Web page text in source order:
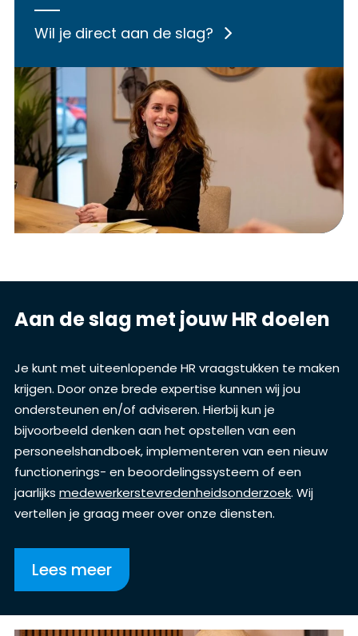
Wil je direct aan de slag?
Aan de slag met jouw HR doelen
Je kunt met uiteenlopende HR vraagstukken te maken
krijgen. Door onze brede expertise kunnen wij jou
ondersteunen en/of adviseren. Hierbij kun je
bijvoorbeeld denken aan het opstellen van een
personeelshandboek, implementeren van een nieuw
functionerings- en beoordelingssysteem of een
jaarlijks medewerkerstevredenheidsonderzoek. Wij
vertellen je graag meer over onze diensten.
Lees meer